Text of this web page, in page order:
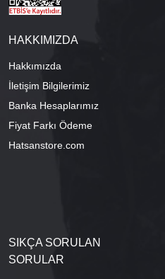
HAKKIMIZDA
Hakkımızda
İletişim Bilgilerimiz
Banka Hesaplarımız
Fiyat Farkı Ödeme
Hatsanstore.com
SIKÇA SORULAN
SORULAR